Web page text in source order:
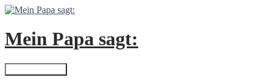
Zum
springen
Mein Papa sagt:
Suchen